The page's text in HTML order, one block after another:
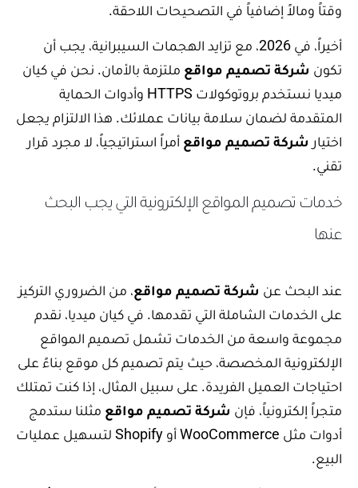
وقتاً ومالاً إضافياً في التصحيحات اللاحقة.
أخيراً، في 2026، مع تزايد الهجمات السيبرانية، يجب أن
تكون شركة تصميم مواقع ملتزمة بالأمان. نحن في كيان
ميديا نستخدم بروتوكولات HTTPS وأدوات الحماية
المتقدمة لضمان سلامة بيانات عملائك. هذا الالتزام يجعل
اختيار شركة تصميم مواقع أمراً استراتيجياً، لا مجرد قرار
تقني.
خدمات تصميم المواقع الإلكترونية التي يجب البحث
عنها
عند البحث عن شركة تصميم مواقع، من الضروري التركيز
على الخدمات الشاملة التي تقدمها. في كيان ميديا، نقدم
مجموعة واسعة من الخدمات تشمل تصميم المواقع
الإلكترونية المخصصة، حيث يتم تصميم كل موقع بناءً على
احتياجات العميل الفريدة. على سبيل المثال، إذا كنت تمتلك
متجراً إلكترونياً، فإن شركة تصميم مواقع مثلنا ستدمج
أدوات مثل WooCommerce أو Shopify لتسهيل عمليات
البيع.